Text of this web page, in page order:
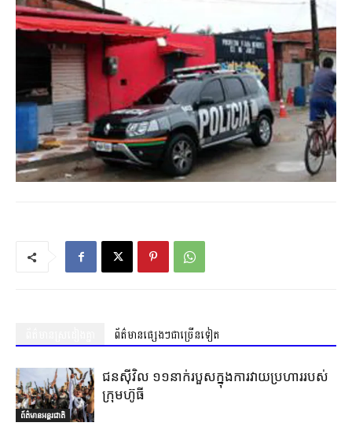
ព័ត៌មានផ្សេងៗជាច្រើនទៀត
ព័ត៌មានអន្តរជាតិ
ជនស៊ីវិល ១១នាក់របួសក្នុងការវាយប្រហាររបស់
ក្រុមហ៊ូធី